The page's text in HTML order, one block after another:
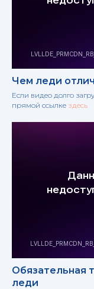
Чем леди
Если видео долго
прямой ссылке здесь
Обязательная
леди